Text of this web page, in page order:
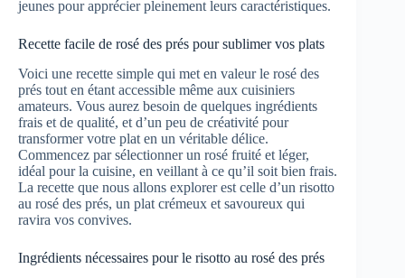
jeunes pour apprécier pleinement leurs caractéristiques.
Recette facile de rosé des prés pour sublimer vos plats
Voici une recette simple qui met en valeur le rosé des
prés tout en étant accessible même aux cuisiniers
amateurs. Vous aurez besoin de quelques ingrédients
frais et de qualité, et d’un peu de créativité pour
transformer votre plat en un véritable délice.
Commencez par sélectionner un rosé fruité et léger,
idéal pour la cuisine, en veillant à ce qu’il soit bien frais.
La recette que nous allons explorer est celle d’un risotto
au rosé des prés, un plat crémeux et savoureux qui
ravira vos convives.
Ingrédients nécessaires pour le risotto au rosé des prés